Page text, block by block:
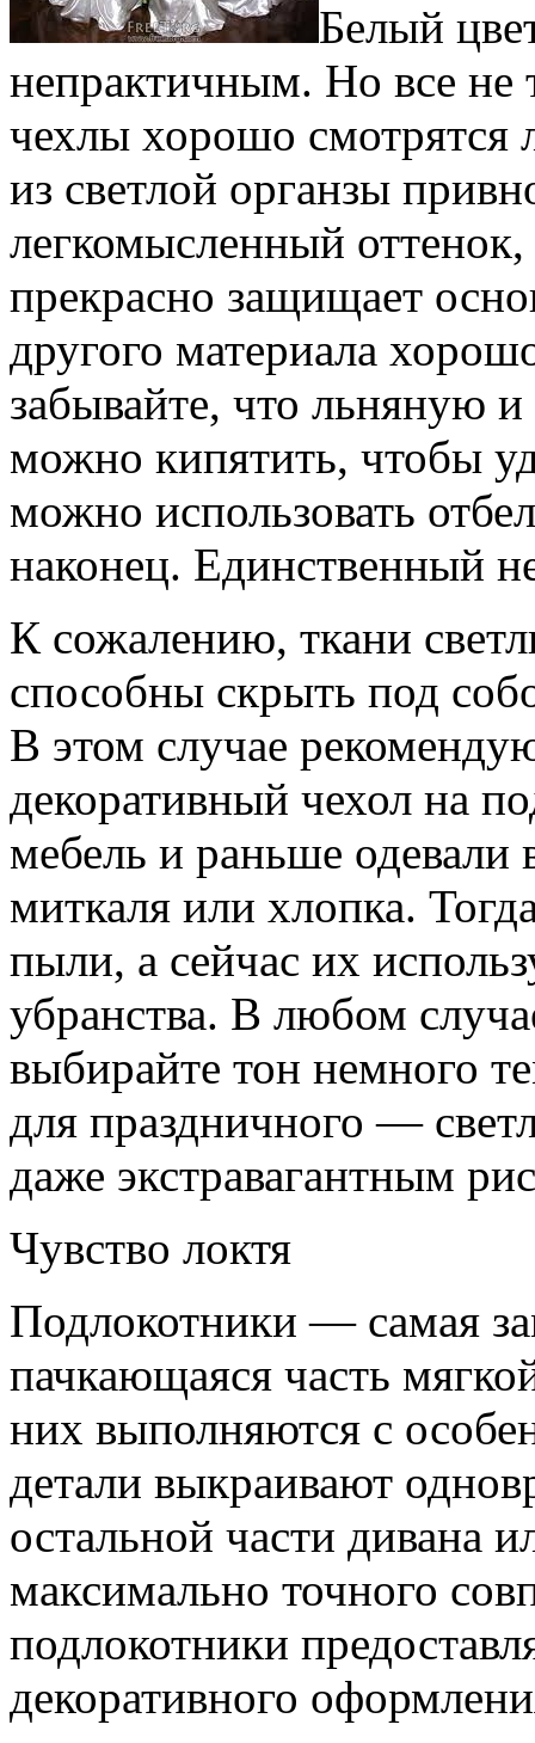
Белый
непрактичным. Но все не
чехлы хорошо смотрятся
из светлой органзы
легкомысленный
прекрасно защищает
другого материала
забывайте, что льняную
можно кипятить, чтобы
можно использовать
наконец. Единственный
К сожалению, ткани
способны скрыть под
В этом случае
декоративный чехол на
мебель и раньше
миткаля или хлопка.
пыли, а сейчас их
убранства. В любом
выбирайте тон немного
для праздничного —
даже экстравагантным
Чувство локтя
Подлокотники — самая
пачкающаяся часть
них выполняются с
детали выкраивают
остальной части дивана
максимально точного
подлокотники
декоративного